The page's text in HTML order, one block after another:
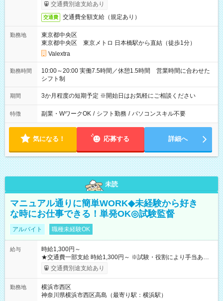
交通費別途支給あり
交通費 交通費全額支給（規定あり）
勤務地
東京都中央区
東京都中央区 東京メトロ 日本橋駅から直結（徒歩1分）
Valextra
勤務時間
10:00～20:00 実働7.5時間／休憩1.5時間 営業時間に合わせた
シフト制
期間 3か月程度の短期予定 ※開始日はお気軽にご相談ください
特徴 副業・WワークOK / シフト勤務 / パソコンスキル不要
気になる！ 応募する 詳細へ
未読
マニュアル通りに簡単WORK◆未経験から好き
な時にお仕事できる！単発OK◎試験監督
アルバイト 職種未経験OK
給与
時給1,300円～
★交通費一部支給 時給1,300円～ ※試験・役割により手当あり
※勤務回数により昇給あり 【即給（前払い）オプションあ
り！】 希望される場合、勤務から1週間ほどで給与の一部を受け
例】 ・河合塾模擬試験 8:30～17:30（休憩1時間） 時給1,300円
×8時間＝日収10,400円＋交通費 ※当日の役割により時給＋100
交通費別途支給あり
勤務地
横浜市西区
神奈川県横浜市西区高島（最寄り駅：横浜駅）